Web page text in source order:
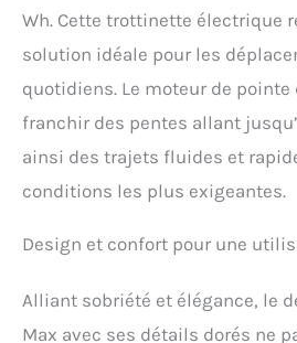
efficacité et confort. Mode
accélération réactive et un
【Suspension Avancée &
accidentées, le scooter
1000W intègre une
absorber efficacement les
double professionnel (frein à
tout-terrain offre une
exceptionnelle même à vitesse
garantissant une sécurité
Wh. Cette trottinette électrique
solution idéale pour les
quotidiens. Le moteur de pointe
franchir des pentes allant
ainsi des trajets fluides et
conditions les plus exigeantes.
Design et confort pour une
Alliant sobriété et élégance, le
Max avec ses détails dorés ne